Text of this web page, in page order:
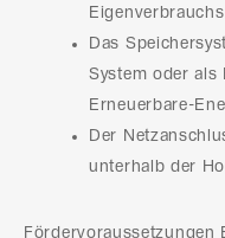
Das
System oder als
Erneuerbare-
Der
unterhalb der
Fördervoraussetzungen